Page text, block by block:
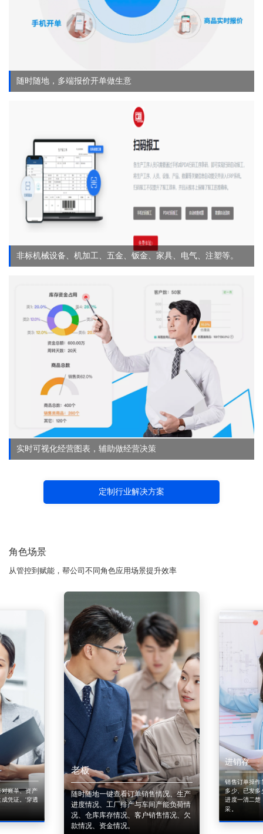
随时随地，多端报价开单做生意
非标机械设备、机加工、五金、钣金、家具、电气、注塑等。
实时可视化经营图表，辅助做经营决策
定制行业解决方案
角色场景
从管控到赋能，帮公司不同角色应用场景提升效率
账单、资产
凭证。'穿透
老板
随时随地一键查看订单销售情况、生产
进度情况、工厂排产与车间产能负荷情
况、仓库库存情况、客户销售情况、欠
款情况、资金情况。
进销存
销售订单操作
多少、已发多
进度一清二楚
采。